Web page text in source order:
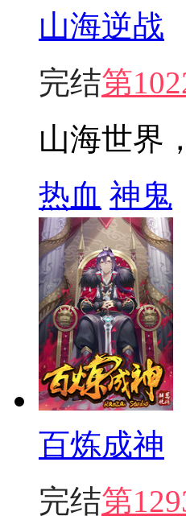
山海逆战
完结第
山海世界
热血 神鬼
百炼成神
完结第